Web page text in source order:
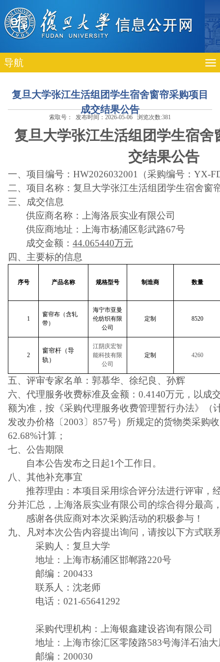
导航
复旦大学张江生活组团学生宿舍窗帘采购项目
成交结果公告
索取号： 发布时间：2026-05-06 浏览次数:381
复旦大学张江生活组团学生宿舍
交结果公告
一、项目编号： HW2026032001
（采购编号：YX-
二、项目名称： 复旦大学张江生活组团学生宿舍窗
三、成交信息
供应商名称：上海洛辰实业有限公司
供应商地址：上海市杨浦区彰武路67号
成交金额： 44.065440万元
四、主要标的信息
序号 产品名称 规格型号 制造商 数量
1
窗帘布（含轧
带）
海宁市亚曼
伦纺织有限
公司
定制 8520
2
窗帘杆（导
轨）
江阴庆宏智
能科技有限
公司
定制 4260
五、评审专家名单： 郭慕华、徐纪良、孙辉
六、代理服务收费标准及金额： 0.4140万元，以成
额为准，按《采购代理服务收费管理暂行办法》（
发改办价格〔2003〕857号）所规定的货物类采购
62.68%计算；
七、公告期限
自本公告发布之日起1个工作日。
八、其他补充事宜
推荐理由：本项目采用综合评分法进行评审，
分并汇总，
上海洛辰实业有限公司 的综合得分最高
感谢各供应商对本次采购活动的积极参与！
九、凡对本次公告内容提出询问，请按以下方式联
采购人：复旦大学
地址：上海市杨浦区邯郸路220号
邮编：200433
联系人：沈老师
电话：021-65641292
采购代理机构：上海银鑫建设咨询有限公司
地址：上海市徐汇区零陵路583号海洋石油大
邮编：200030